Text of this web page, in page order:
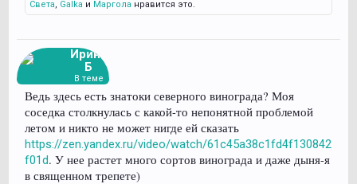
Света, Galka и Маргола нравится это.
Ирина
Б
В теме
Ведь здесь есть знатоки северного винограда? Моя
соседка столкнулась с какой-то непонятной проблемой
летом и никто не может нигде ей сказать
https://zen.yandex.ru/video/watch/61c45a38c1fd4f130842
f01d. У нее растет много сортов винограда и даже дыня-я
в священном трепете)